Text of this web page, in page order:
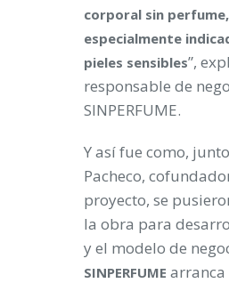
corporal sin perfume,
especialmente
pieles sensibles”,
responsable de
SINPERFUME.
Y así fue como,
Pacheco,
proyecto, se
la obra para
y el modelo de
SINPERFUME arranca